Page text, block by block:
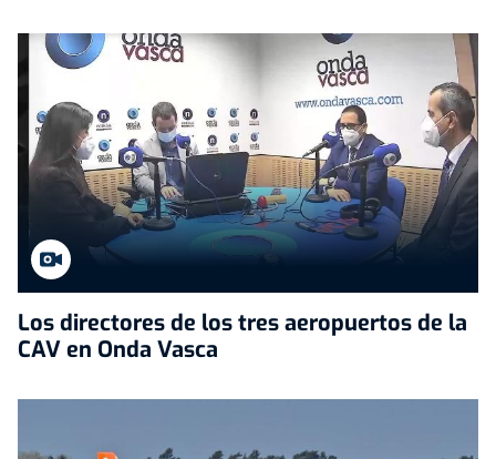
Los directores de los tres aeropuertos de la
CAV en Onda Vasca